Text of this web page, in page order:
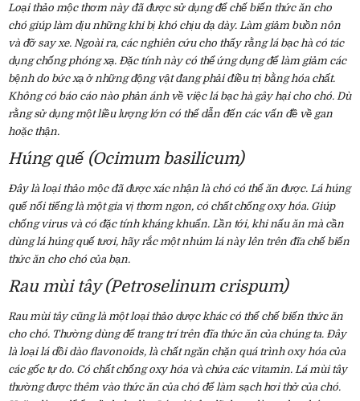
Loại thảo mộc thơm này đã được sử dụng để chế biến thức ăn cho
chó giúp làm dịu những khi bị khó chịu dạ dày. Làm giảm buồn nôn
và đỡ say xe. Ngoài ra, các nghiên cứu cho thấy rằng lá bạc hà có tác
dụng chống phóng xạ. Đặc tính này có thể ứng dụng để làm giảm các
bệnh do bức xạ ở những động vật đang phải điều trị bằng hóa chất.
Không có báo cáo nào phản ánh về việc lá bạc hà gây hại cho chó. Dù
rằng sử dụng một liều lượng lớn có thể dẫn đến các vấn đề về gan
hoặc thận.
Húng quế (Ocimum basilicum)
Đây là loại thảo mộc đã được xác nhận là chó có thể ăn được. Lá húng
quế nổi tiếng là một gia vị thơm ngon, có chất chống oxy hóa. Giúp
chống virus và có đặc tính kháng khuẩn. Lần tới, khi nấu ăn mà cần
dùng lá húng quế tươi, hãy rắc một nhúm lá này lên trên đĩa chế biến
thức ăn cho chó của bạn.
Rau mùi tây (Petroselinum crispum)
Rau mùi tây cũng là một loại thảo dược khác có thể chế biến thức ăn
cho chó. Thường dùng để trang trí trên đĩa thức ăn của chúng ta. Đây
là loại lá dồi dào flavonoids, là chất ngăn chặn quá trình oxy hóa của
các gốc tự do. Có chất chống oxy hóa và chứa các vitamin. Lá mùi tây
thường được thêm vào thức ăn của chó để làm sạch hơi thở của chó.